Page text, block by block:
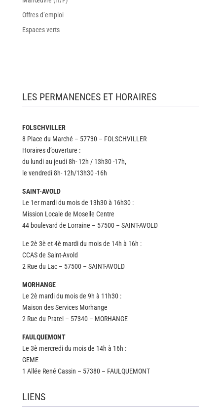
Offres d’emploi
Espaces verts
LES PERMANENCES ET HORAIRES
FOLSCHVILLER
8 Place du Marché – 57730 – FOLSCHVILLER
Horaires d’ouverture :
du lundi au jeudi 8h- 12h / 13h30 -17h,
le vendredi 8h- 12h/13h30 -16h
SAINT-AVOLD
Le 1er mardi du mois de 13h30 à 16h30 :
Mission Locale de Moselle Centre
44 boulevard de Lorraine – 57500 – SAINT-AVOLD
Le 2è 3è et 4è mardi du mois de 14h à 16h :
CCAS de Saint-Avold
2 Rue du Lac – 57500 – SAINT-AVOLD
MORHANGE
Le 2è mardi du mois de 9h à 11h30 :
Maison des Services Morhange
2 Rue du Pratel – 57340 – MORHANGE
FAULQUEMONT
Le 3è mercredi du mois de 14h à 16h :
GEME
1 Allée René Cassin – 57380 – FAULQUEMONT
LIENS